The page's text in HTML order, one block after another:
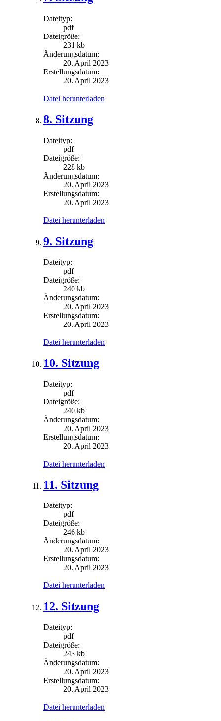
Dateityp:
pdf
Dateigröße:
231 kb
Änderungsdatum:
20. April 2023
Erstellungsdatum:
20. April 2023
Datei herunterladen
8. Sitzung
Dateityp:
pdf
Dateigröße:
228 kb
Änderungsdatum:
20. April 2023
Erstellungsdatum:
20. April 2023
Datei herunterladen
9. Sitzung
Dateityp:
pdf
Dateigröße:
240 kb
Änderungsdatum:
20. April 2023
Erstellungsdatum:
20. April 2023
Datei herunterladen
10. Sitzung
Dateityp:
pdf
Dateigröße:
240 kb
Änderungsdatum:
20. April 2023
Erstellungsdatum:
20. April 2023
Datei herunterladen
11. Sitzung
Dateityp:
pdf
Dateigröße:
246 kb
Änderungsdatum:
20. April 2023
Erstellungsdatum:
20. April 2023
Datei herunterladen
12. Sitzung
Dateityp:
pdf
Dateigröße:
243 kb
Änderungsdatum:
20. April 2023
Erstellungsdatum:
20. April 2023
Datei herunterladen